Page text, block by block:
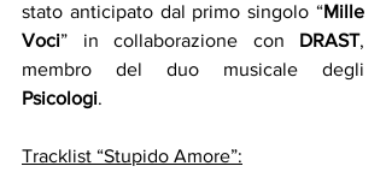
stato anticipato dal primo singolo “Mille
Voci” in collaborazione con DRAST,
Psicologi.
Tracklist “Stupido Amore”: